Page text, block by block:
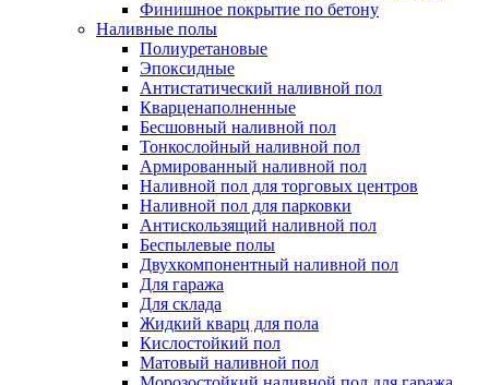
Финишное покрытие по бетону
Наливные полы
Полиуретановые
Эпоксидные
Антистатический наливной пол
Кварценаполненные
Бесшовный наливной пол
Тонкослойный наливной пол
Армированный наливной пол
Наливной пол для торговых центров
Наливной пол для парковки
Антискользящий наливной пол
Беспылевые полы
Двухкомпонентный наливной пол
Для гаража
Для склада
Жидкий кварц для пола
Кислостойкий пол
Матовый наливной пол